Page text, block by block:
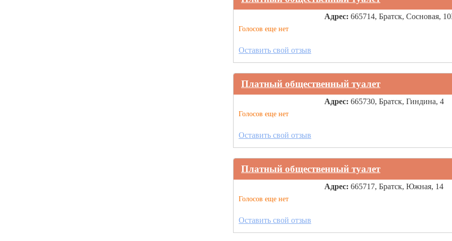
Голосов еще нет
Адрес: 665714, Братск, Сосновая,
Оставить свой отзыв
Платный общественный туалет
Голосов еще нет
Адрес: 665730, Братск, Гиндина, 4
Оставить свой отзыв
Платный общественный туалет
Голосов еще нет
Адрес: 665717, Братск, Южная, 14
Оставить свой отзыв